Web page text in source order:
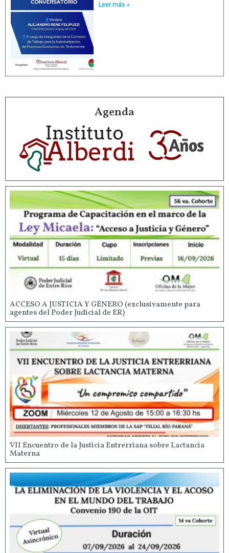
Leer más »
Agenda
ACCESO A JUSTICIA Y GÉNERO (exclusivamente para
agentes del Poder Judicial de ER)
VII Encuentro de la Justicia Entrerriana sobre Lactancia
Materna